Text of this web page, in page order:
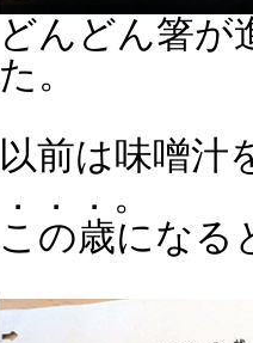
どんどん箸が
た。
以前は味噌汁
．．．。
この歳になる